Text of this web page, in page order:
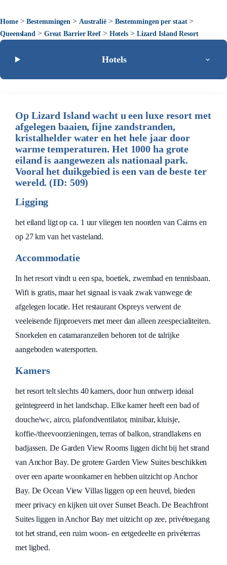
Home>Bestemmingen > Australië> Bestemmingen per staat>
Queensland > Great Barrier Reef> Hotels > Lizard Island Resort
Hotels
Op Lizard Island wacht u een luxe resort met
afgelegen baaien, fijne zandstranden,
kristalhelder water en het hele jaar door
warme temperaturen. Het 1000 ha grote
eiland is aangewezen als nationaal park.
Vooral het duikgebied is een van de beste ter
wereld. (ID: 509)
Ligging
het eiland ligt op ca. 1 uur vliegen ten noorden van Cairns en
op 27 km van het vasteland.
Accommodatie
In het resort vindt u een spa, boetiek, zwembad en tennisbaan.
Wifi is gratis, maar het signaal is vaak zwak vanwege de
afgelegen locatie. Het restaurant Ospreys verwent de
veeleisende fijnproevers met meer dan alleen zeespecialiteiten.
Snorkelen en catamaranzeilen behoren tot de talrijke
aangeboden watersporten.
Kamers
het resort telt slechts 40 kamers, door hun ontwerp ideaal
geïntegreerd in het landschap. Elke kamer heeft een bad of
douche/wc, airco, plafondventilator, minibar, kluisje,
koffie-/theevoorzieningen, terras of balkon, strandlakens en
badjassen. De Garden View Rooms liggen dicht bij het strand
van Anchor Bay. De grotere Garden View Suites beschikken
over een aparte woonkamer en hebben uitzicht op Anchor
Bay. De Ocean View Villas liggen op een heuvel, bieden
meer privacy en kijken uit over Sunset Beach. De Beachfront
Suites liggen in Anchor Bay met uitzicht op zee, privétoegang
tot het strand, een ruim woon- en eetgedeelte en privéterras
met ligbed.